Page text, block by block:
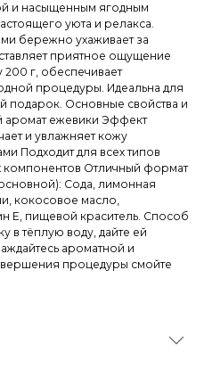
и насыщенным ягодным
уюта и релакса.
бережно ухаживает за
приятное ощущение
200 г, обеспечивает
процедуры. Идеальна для
подарок. Основные свойства и
аромат ежевики Эффект
и увлажняет кожу
Подходит для всех типов
компонентов Отличный формат
Сода, лимонная
кокосовое масло,
E, пищевой краситель. Способ
в тёплую воду, дайте ей
ароматной и
процедуры смойте